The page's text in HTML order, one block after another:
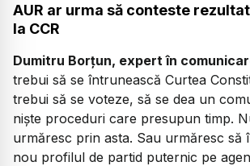
AUR ar urma să conteste
la CCR
Dumitru Borțun, expert în
trebui să se întrunească Curtea
trebui să se voteze, să se dea un
niște proceduri care presupun timp.
urmăresc prin asta. Sau urmăresc să
nou profilul de partid puternic pe